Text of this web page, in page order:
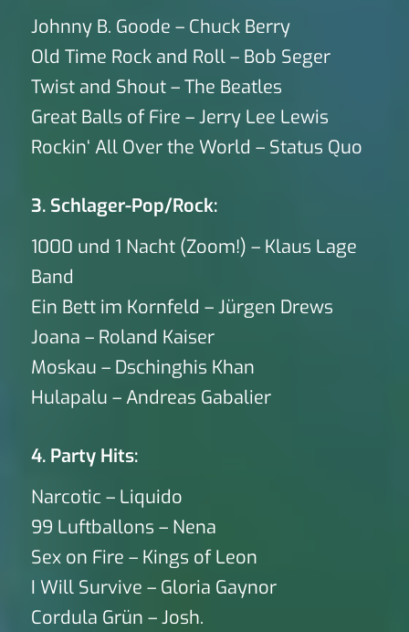
Johnny B. Goode – Chuck Berry
Old Time Rock and Roll – Bob Seger
Twist and Shout – The Beatles
Great Balls of Fire – Jerry Lee Lewis
Rockin‘ All Over the World – Status Quo
3. Schlager-Pop/Rock:
1000 und 1 Nacht (Zoom!) – Klaus Lage
Band
Ein Bett im Kornfeld – Jürgen Drews
Joana – Roland Kaiser
Moskau – Dschinghis Khan
Hulapalu – Andreas Gabalier
4. Party Hits:
Narcotic – Liquido
99 Luftballons – Nena
Sex on Fire – Kings of Leon
I Will Survive – Gloria Gaynor
Cordula Grün – Josh.